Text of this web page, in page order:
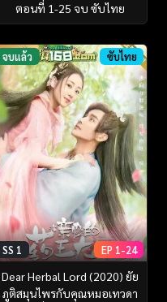
ตอนที่ 1-25 จบ ซับไทย
จบแล้ว ซับไทย
SS 1 EP 1-24
Dear Herbal Lord (2020) ยัย
ภูติสมุนไพรกับคุณหมอเทวดา